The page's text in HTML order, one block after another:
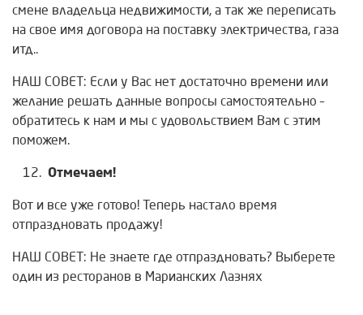
смене владельца недвижимости, а так же переписать
на свое имя договора на поставку электричества, газа
итд..
НАШ СОВЕТ: Если у Вас нет достаточно времени или
желание решать данные вопросы самостоятельно –
обратитесь к нам и мы с удовольствием Вам с этим
поможем.
Отмечаем!
Вот и все уже готово! Теперь настало время
отпраздновать продажу!
НАШ СОВЕТ: Не знаете где отпраздновать? Выберете
один из ресторанов в Марианских Лазнях